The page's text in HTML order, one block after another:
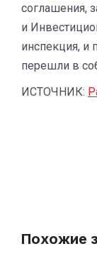
соглашения,
и
инспекция, и
перешли в
ИСТОЧНИК:
Похожие